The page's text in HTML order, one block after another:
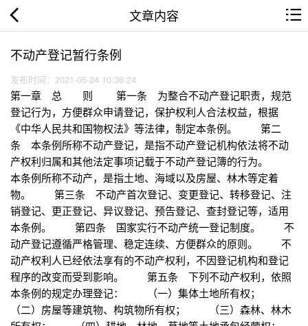
文章内容
不动产登记暂行条例
发布时间：2021-05-24 10:36:24
第一章 总 则 第一条 为整合不动产登记职责，规范
登记行为，方便群众申请登记，保护权利人合法权益，根据
《中华人民共和国物权法》等法律，制定本条例。 第二
条 本条例所称不动产登记，是指不动产登记机构依法将不动
产权利归属和其他法定事项记载于不动产登记簿的行为。
本条例所称不动产，是指土地、海域以及房屋、林木等定着
物。 第三条 不动产首次登记、变更登记、转移登记、注
销登记、更正登记、异议登记、预告登记、查封登记等，适用
本条例。 第四条 国家实行不动产统一登记制度。 不
动产登记遵循严格管理、稳定连续、方便群众的原则。 不
动产权利人已经依法享有的不动产权利，不因登记机构和登记
程序的改变而受到影响。 第五条 下列不动产权利，依照
本条例的规定办理登记： （一）集体土地所有权；
（二）房屋等建筑物、构筑物所有权； （三）森林、林木